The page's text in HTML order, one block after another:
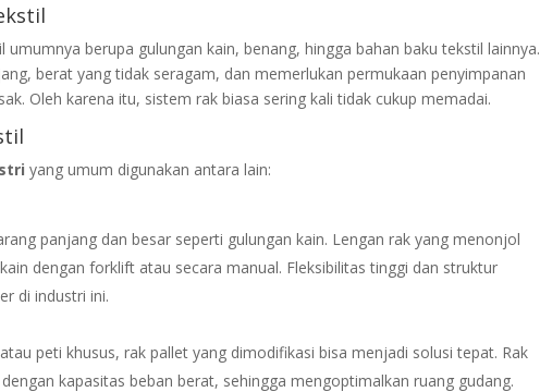
berupa gulungan kain, benang, hingga bahan baku tekstil lainnya.
berat yang tidak seragam, dan memerlukan permukaan penyimpanan
Oleh karena itu, sistem rak biasa sering kali tidak cukup memadai.
yang umum digunakan antara lain:
panjang dan besar seperti gulungan kain. Lengan rak yang menonjol
dengan forklift atau secara manual. Fleksibilitas tinggi dan struktur
di industri ini.
peti khusus, rak pallet yang dimodifikasi bisa menjadi solusi tepat. Rak
kapasitas beban berat, sehingga mengoptimalkan ruang gudang.